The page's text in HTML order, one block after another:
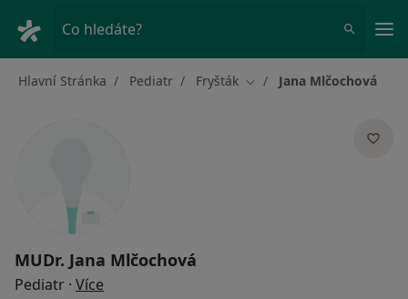
Co hledáte?
Hlavní Stránka Pediatr Fryšták Změna města
Jana Mlčochová
MUDr. Jana Mlčochová
Pediatr · Více